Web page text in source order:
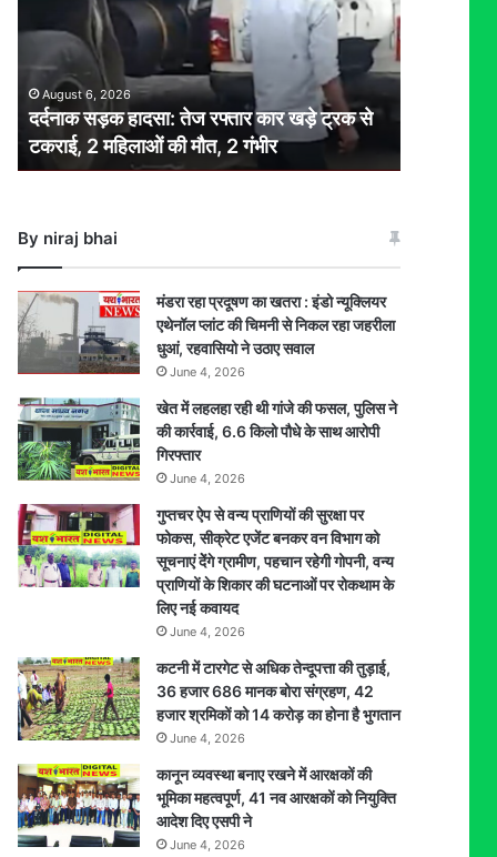
रफ्तार
ट्रक
टकराई,
2
मौत,
2
August 6, 2026
दर्दनाक सड़क हादसा: तेज रफ्तार कार खड़े ट्रक से
टकराई, 2 महिलाओं की मौत, 2 गंभीर
By niraj bhai
मंडरा रहा प्रदूषण का खतरा : इंडो न्यूक्लियर
एथेनॉल प्लांट की चिमनी से निकल रहा जहरीला
धुआं, रहवासियो ने उठाए सवाल
June 4, 2026
खेत में लहलहा रही थी गांजे की फसल, पुलिस ने
की कार्रवाई, 6.6 किलो पौधे के साथ आरोपी
गिरफ्तार
June 4, 2026
गुप्तचर ऐप से वन्य प्राणियों की सुरक्षा पर
फोकस, सीक्रेट एजेंट बनकर वन विभाग को
सूचनाएं देेंगे ग्रामीण, पहचान रहेगी गोपनी, वन्य
प्राणियों के शिकार की घटनाओं पर रोकथाम के
लिए नई कवायद
June 4, 2026
कटनी में टारगेट से अधिक तेन्दूपत्ता की तुड़ाई,
36 हजार 686 मानक बोरा संग्रहण, 42
हजार श्रमिकों को 14 करोड़ का होना है भुगतान
June 4, 2026
कानून व्यवस्था बनाए रखने में आरक्षकों की
भूमिका महत्वपूर्ण, 41 नव आरक्षकों को नियुक्ति
आदेश दिए एसपी ने
June 4, 2026